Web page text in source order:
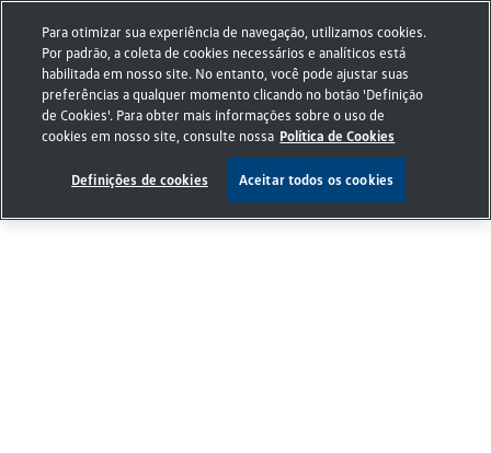
Para otimizar sua experiência de navegação, utilizamos cookies.
Por padrão, a coleta de cookies necessários e analíticos está
habilitada em nosso site. No entanto, você pode ajustar suas
preferências a qualquer momento clicando no botão 'Definição
de Cookies'. Para obter mais informações sobre o uso de
cookies em nosso site, consulte nossa Política de Cookies
Definições de cookies Aceitar todos os cookies